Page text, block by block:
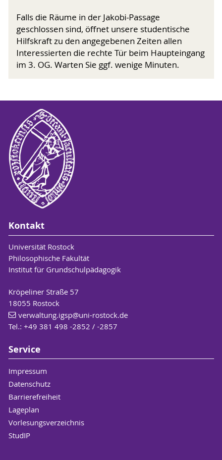
Falls die Räume in der Jakobi-Passage
geschlossen sind, öffnet unsere studentische
Hilfskraft zu den angegebenen Zeiten allen
Interessierten die rechte Tür beim Haupteingang
im 3. OG. Warten Sie ggf. wenige Minuten.
Kontakt
Universität Rostock
Philosophische Fakultät
Institut für Grundschulpädagogik
Kröpeliner Straße 57
18055 Rostock
verwaltung.igsp@uni-rostock.de
Tel.: +49 381 498 -2852 / -2857
Service
Impressum
Datenschutz
Barrierefreiheit
Lageplan
Vorlesungsverzeichnis
StudIP